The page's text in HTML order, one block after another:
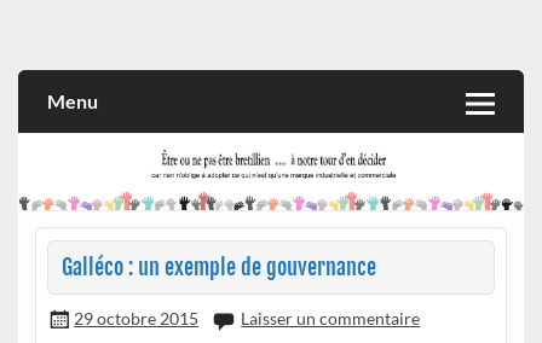
et commerciale
Menu
Galléco : un exemple de gouvernance
29 octobre 2015 Laisser un commentaire